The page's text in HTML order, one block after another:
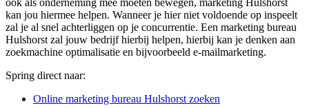
ook als onderneming mee moeten bewegen, marketing Hulshorst
kan jou hiermee helpen. Wanneer je hier niet voldoende op inspeelt
zal je al snel achterliggen op je concurrentie. Een marketing bureau
Hulshorst zal jouw bedrijf hierbij helpen, hierbij kan je denken aan
zoekmachine optimalisatie en bijvoorbeeld e-mailmarketing.
Spring direct naar:
Online marketing bureau Hulshorst zoeken